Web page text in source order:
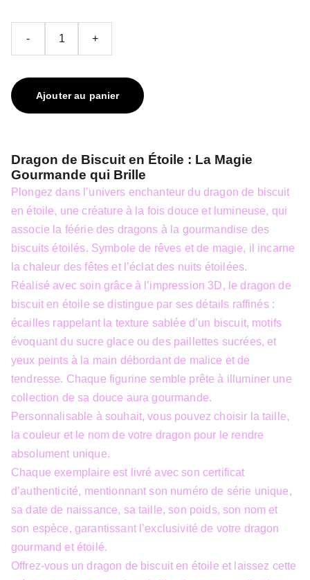
- +
Ajouter au panier
Dragon de Biscuit en Étoile : La Magie
Gourmande qui Brille
Plongez dans l’univers enchanteur du dragon de biscuit
en étoile, une créature à la fois douce et lumineuse, qui
associe la féérie des dragons à la gourmandise des
biscuits étoilés. Symbole de rêves et de magie, il incarne
la chaleur des fêtes et l’éclat des nuits étoilées.
Réalisé avec soin grâce à l’impression 3D, le dragon de
biscuit en étoile se distingue par ses détails raffinés :
écailles rappelant la texture sablée d’un biscuit, motifs
évoquant du sucre glace ou des paillettes sucrées, et
yeux peints à la main débordant de malice et de
tendresse. Chaque figurine semble prête à illuminer une
collection de sa douce aura gourmande.
Personnalisable à souhait, vous pouvez choisir la taille,
la couleur et le nom de votre dragon pour le rendre
absolument unique.
Chaque exemplaire est livré avec son certificat
d’authenticité, mentionnant son numéro de série unique,
sa date de naissance, sa taille, son poids, son nom et
son espèce, garantissant l’exclusivité de votre dragon
gourmand et étoilé.
Offrez-vous un dragon de biscuit en étoile et laissez cette